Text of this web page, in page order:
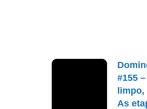
#155
limpo,
As